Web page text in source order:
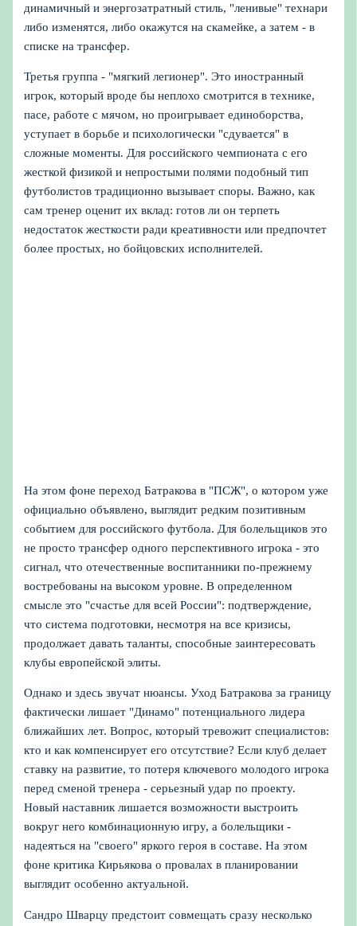
динамичный и энергозатратный стиль, "ленивые" технари
либо изменятся, либо окажутся на скамейке, а затем - в
списке на трансфер.
Третья группа - "мягкий легионер". Это иностранный
игрок, который вроде бы неплохо смотрится в технике,
пасе, работе с мячом, но проигрывает единоборства,
уступает в борьбе и психологически "сдувается" в
сложные моменты. Для российского чемпионата с его
жесткой физикой и непростыми полями подобный тип
футболистов традиционно вызывает споры. Важно, как
сам тренер оценит их вклад: готов ли он терпеть
недостаток жесткости ради креативности или предпочтет
более простых, но бойцовских исполнителей.
На этом фоне переход Батракова в "ПСЖ", о котором уже
официально объявлено, выглядит редким позитивным
событием для российского футбола. Для болельщиков это
не просто трансфер одного перспективного игрока - это
сигнал, что отечественные воспитанники по‑прежнему
востребованы на высоком уровне. В определенном
смысле это "счастье для всей России": подтверждение,
что система подготовки, несмотря на все кризисы,
продолжает давать таланты, способные заинтересовать
клубы европейской элиты.
Однако и здесь звучат нюансы. Уход Батракова за границу
фактически лишает "Динамо" потенциального лидера
ближайших лет. Вопрос, который тревожит специалистов:
кто и как компенсирует его отсутствие? Если клуб делает
ставку на развитие, то потеря ключевого молодого игрока
перед сменой тренера - серьезный удар по проекту.
Новый наставник лишается возможности выстроить
вокруг него комбинационную игру, а болельщики -
надеяться на "своего" яркого героя в составе. На этом
фоне критика Кирьякова о провалах в планировании
выглядит особенно актуальной.
Сандро Шварцу предстоит совмещать сразу несколько